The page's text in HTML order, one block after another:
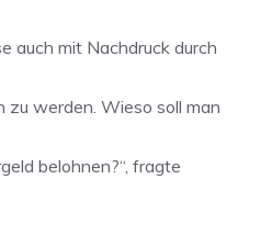
auch mit Nachdruck durch
zu werden. Wieso soll man
belohnen?“, fragte